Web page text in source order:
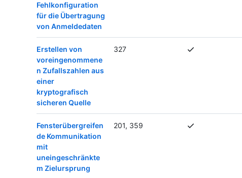
Fehlkonfiguration
für die Übertragung
von Anmeldedaten
Erstellen von
voreingenommene
n Zufallszahlen aus
einer
kryptografisch
sicheren Quelle
327
Fensterübergreifen
de Kommunikation
mit
uneingeschränkte
m Zielursprung
201, 359